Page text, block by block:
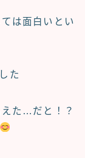
は面白いとい
た
た…だと！？